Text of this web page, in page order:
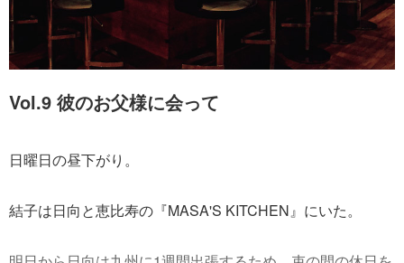
Vol.9 彼のお父様に会って
日曜日の昼下がり。
結子は日向と恵比寿の『MASA'S KITCHEN』にいた。